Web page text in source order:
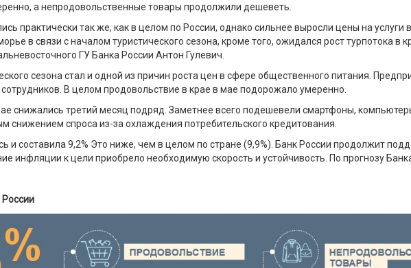
а непродовольственные товары продолжили дешеветь.
практически так же, как в целом по России, однако сильнее выросли цены на
в связи с началом туристического сезона, кроме того, ожидался рост турпотока
ГУ Банка России Антон Гулевич.
сезона стал и одной из причин роста цен в сфере общественного питания.
В целом продовольствие в крае в мае подорожало умеренно.
снижались третий месяц подряд. Заметнее всего подешевели смартфоны,
снижением спроса из-за охлаждения потребительского кредитования.
и составила 9,2% Это ниже, чем в целом по стране (9,9%). Банк России продолжит
инфляции к цели приобрело необходимую скорость и устойчивость. По прогнозу